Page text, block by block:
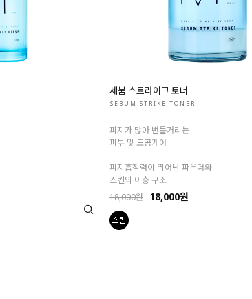
세붐 스트라이크 토너
SEBUM STRIKE TONER
피지가 많아 번들거리는
피부 및 모공케어
피지흡착력이 뛰어난 파우더와
스킨의 이층 구조
18,000원 18,000원